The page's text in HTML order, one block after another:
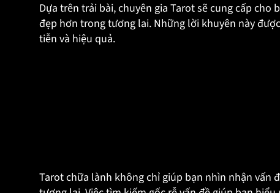
Dựa trên trải bài, chuyên gia Tarot sẽ cung cấp
đẹp hơn trong tương lai. Những lời khuyên này
tiễn và hiệu quả.
Tarot chữa lành không chỉ giúp bạn nhìn nhận vấn